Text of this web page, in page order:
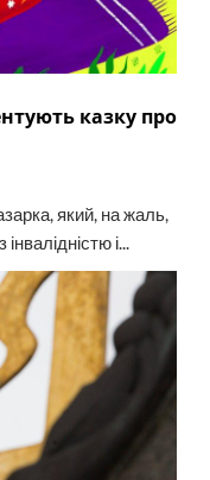
казку про
який, на жаль,
і...